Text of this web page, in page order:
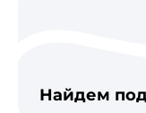
Найдем